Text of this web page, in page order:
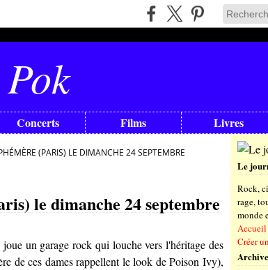
Concerts Films Livres
(PARIS) LE DIMANCHE 24 SEPTEMBRE
le dimanche 24 septembre
un garage rock qui louche vers l'héritage des
de ces dames rappellent le look de Poison Ivy),
Le
Rock,
rage,
monde
Créer